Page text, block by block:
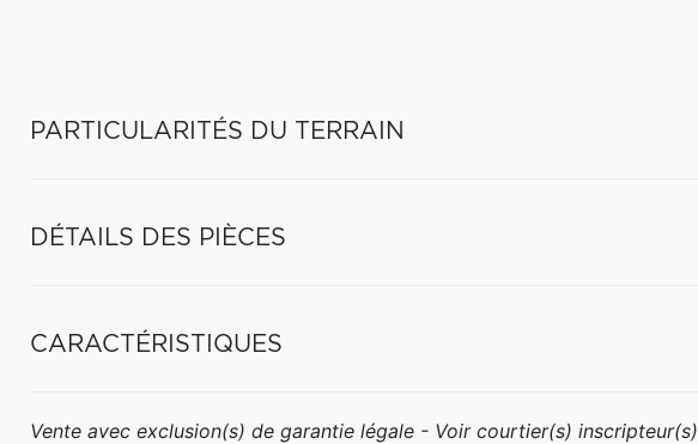
PARTICULARITÉS DU TERRAIN
DÉTAILS DES PIÈCES
CARACTÉRISTIQUES
Vente avec exclusion(s) de garantie légale - Voir courtier(s) inscripteur(s)